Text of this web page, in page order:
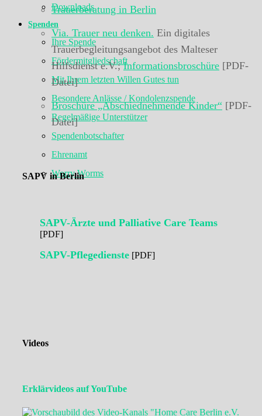
Downloads
Spenden
Ihre Spende
Fördermitgliedschaft
Mit Ihrem letzten Willen Gutes tun
Besondere Anlässe / Kondolenzspende
Regelmäßige Unterstützer
Spendenbotschafter
Ehrenamt
Worry Worms
Trauerberatung in Berlin
Via. Trauer neu denken. Ein digitales
Trauerbegleitungsangebot des Malteser
Hilfsdienst e.V.;Informationsbroschüre [PDF-
Datei]
Broschüre „Abschiednehmende Kinder“ [PDF-
Datei]
SAPV in Berlin
SAPV-Ärzte und Palliative Care Teams
[PDF]
SAPV-Pflegedienste [PDF]
Videos
Erklärvideos auf YouTube